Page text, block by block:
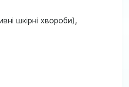
шкірні хвороби),